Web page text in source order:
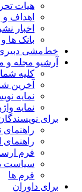
هیات
اهداف و
اخبار نشریه
بانک ها و
خط‌مشی دبیری
آرشیو مجله و
کلیه
آخرین
نمایه
نمایه
برای نویسندگان
راهنمای
راهنمای
فرم
سیاست
فرم ها
برای داوران